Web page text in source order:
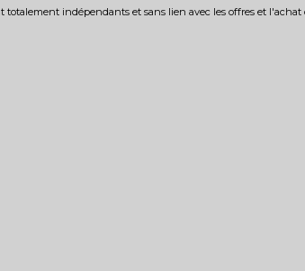
totalement indépendants et sans lien avec les offres et